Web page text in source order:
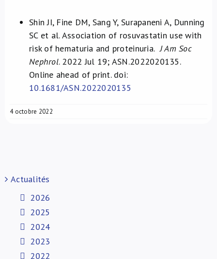
Shin JI, Fine DM, Sang Y, Surapaneni A, Dunning
SC et al. Association of rosuvastatin use with
risk of hematuria and proteinuria. J Am Soc
Nephrol. 2022 Jul 19; ASN.2022020135.
Online ahead of print. doi:
10.1681/ASN.2022020135
4 octobre 2022
Actualités
2026
2025
2024
2023
2022